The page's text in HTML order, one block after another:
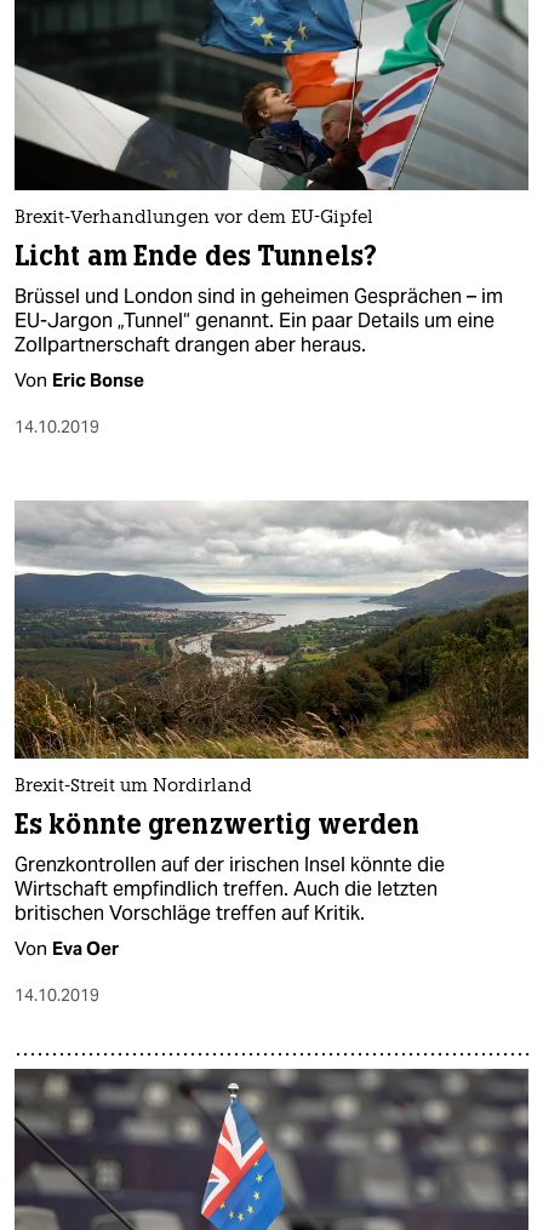
Brexit-Verhandlungen vor dem EU-Gipfel
Licht am Ende des Tunnels?
Brüssel und London sind in geheimen Gesprächen – im
EU-Jargon „Tunnel“ genannt. Ein paar Details um eine
Zollpartnerschaft drangen aber heraus.
Von Eric Bonse
14.10.2019
Brexit-Streit um Nordirland
Es könnte grenzwertig werden
Grenzkontrollen auf der irischen Insel könnte die
Wirtschaft empfindlich treffen. Auch die letzten
britischen Vorschläge treffen auf Kritik.
Von Eva Oer
14.10.2019